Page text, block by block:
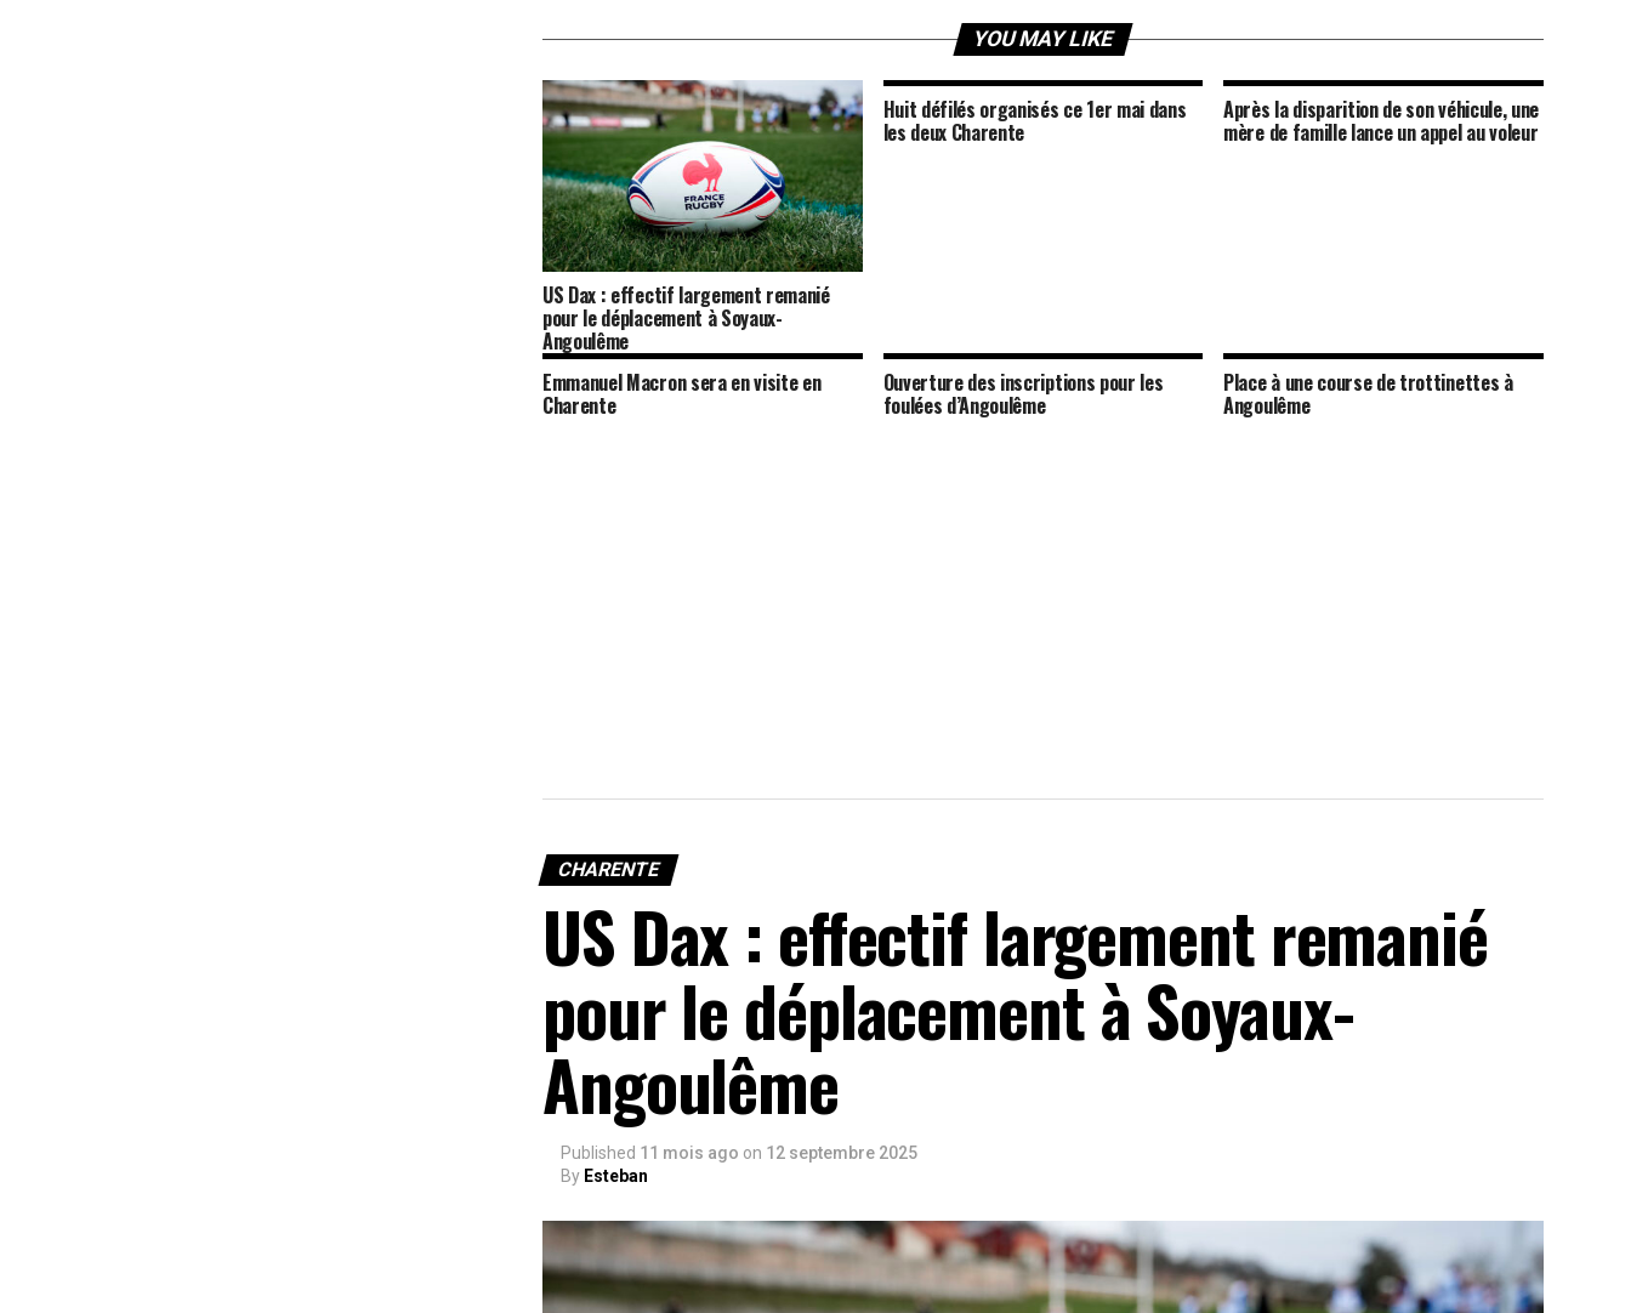
YOU MAY LIKE
US Dax : effectif largement remanié
pour le déplacement à Soyaux-
Angoulême
Huit défilés organisés ce 1er mai dans
les deux Charente
Après la disparition de son véhicule, une
mère de famille lance un appel au voleur
Emmanuel Macron sera en visite en
Charente
Ouverture des inscriptions pour les
foulées d’Angoulême
Place à une course de trottinettes à
Angoulême
CHARENTE
US Dax : effectif largement remanié
pour le déplacement à Soyaux-
Angoulême
Published 11 mois ago on 12 septembre 2025
By Esteban